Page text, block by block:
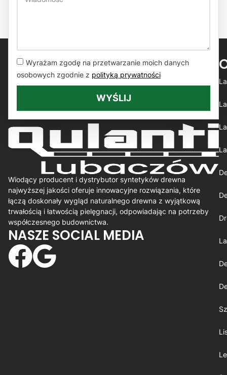
Wyrażam zgodę na przetwarzanie moich danych
osobowych zgodnie z polityką prywatności
WYŚLIJ
Wiodący producent i dystrybutor syntetyków drewna
najwyższej jakości oferuje innowacyjne rozwiązania, które
łączą doskonały wygląd naturalnego drewna z wyjątkową
trwałością i łatwością pielęgnacji, odpowiadając na potrzeby
współczesnego budownictwa.
NASZE SOCIAL MEDIA